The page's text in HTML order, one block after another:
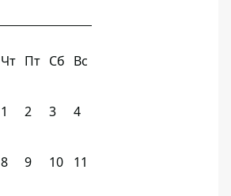
Чт Пт Сб Вс
1 2 3 4
8 9 10 11